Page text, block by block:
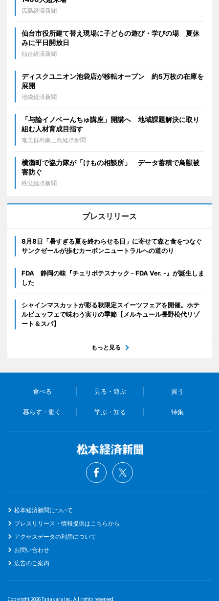
広島経済新聞
仙台市役所建て替え現場に子どもの遊び・学びの場 夏休
みに平日開放日
仙台経済新聞
ディスクユニオン池袋店が移転オープン 約5万枚の在庫を
展開
池袋経済新聞
「与論イノベーんちゅ講座」開講へ 地域課題解決に取り
組む人材育成目指す
奄美群島南三島経済新聞
横瀬町で協力隊が「けもの相談所」 データ蓄積で鳥獣被
害防ぐ
秩父経済新聞
プレスリリース
8月8日「暑すぎる夏を終わらせる日」に寄せて森と食をつなぐ
サンクゼールが歩むカーボンニュートラルへの道のり
FDA 静岡の味『チェリポテスナック - FDA Ver. -』が誕生しま
した
シャインマスカットが彩る秋限定スイーツフェアを開催。ホテ
ルビュッフェで味わう実りの季節【メルキュール長野松代リゾ
ート＆スパ】
もっと見る
食べる 見る・遊ぶ 買う
暮らす・働く 学ぶ・知る 特集
松本経済新聞について
プレスリリース・情報提供はこちらから
アクセスデータの利用について
お問い合わせ
広告のご案内
Copyright 2026 Tanakara Inc. All rights reserved.